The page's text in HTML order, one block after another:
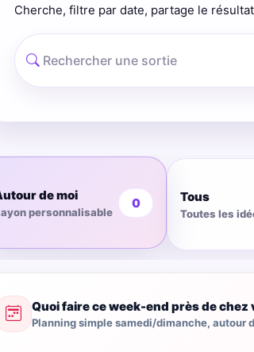
Cherche, filtre par date, partage le
de moi
personnalisable
0 Tous
Toutes les
Quoi faire ce week-end près de chez
Planning simple samedi/dimanche, autour